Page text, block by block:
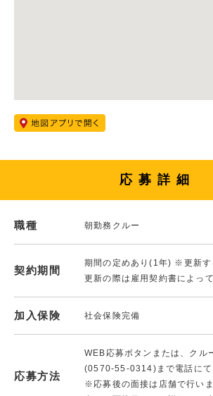
応募詳細
職種 朝勤務クルー
契約期間
期間の定めあり(1年) ※更新す
更新の際は雇用契約書によって
加入保険 社会保険完備
応募方法
WEB応募ボタンまたは、クル
(0570-55-0314)まで電話にて
※応募後の面接は店舗で行い